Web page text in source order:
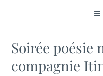
Soirée poésie
compagnie